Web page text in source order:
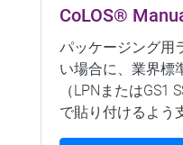
CoLOS®
パッケージング用
い場合に、業界標
（LPNまたはGS1
で貼り付けるよう